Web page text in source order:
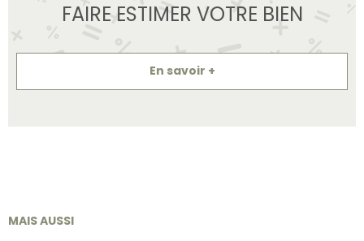
FAIRE ESTIMER VOTRE BIEN
En savoir +
MAIS AUSSI